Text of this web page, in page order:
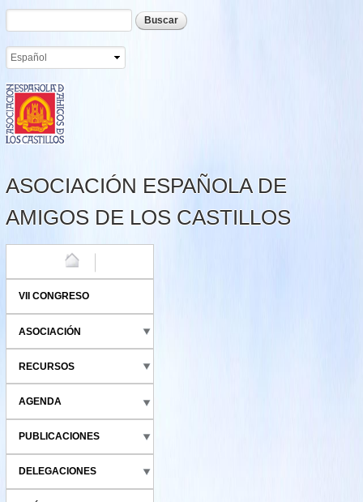
Pasar al
contenido
Formulario de búsqueda
Buscar
ASOCIACIÓN ESPAÑOLA DE
AMIGOS DE LOS CASTILLOS
VII CONGRESO
ASOCIACIÓN
RECURSOS
AGENDA
PUBLICACIONES
DELEGACIONES